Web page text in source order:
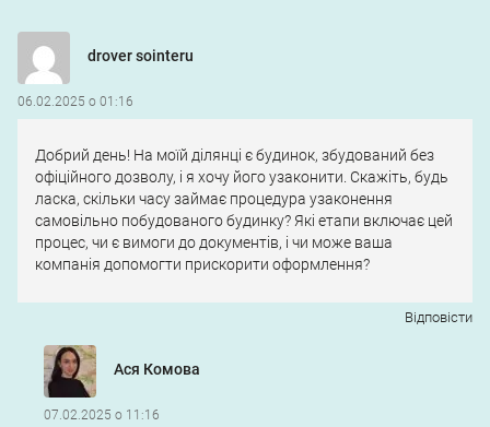
drover sointeru
06.02.2025 о 01:16
Добрий день! На моїй ділянці є будинок, збудований без
офіційного дозволу, і я хочу його узаконити. Скажіть, будь
ласка, скільки часу займає процедура узаконення
самовільно побудованого будинку? Які етапи включає цей
процес, чи є вимоги до документів, і чи може ваша
компанія допомогти прискорити оформлення?
Відповіcти
Ася Комова
07.02.2025 о 11:16